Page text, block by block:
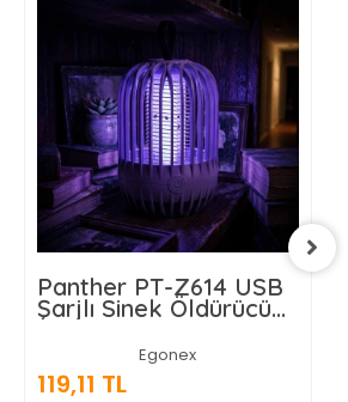
Panther PT-Z614 USB
Şarjlı Sinek Öldürücü
Lamba
Egonex
119,11 TL